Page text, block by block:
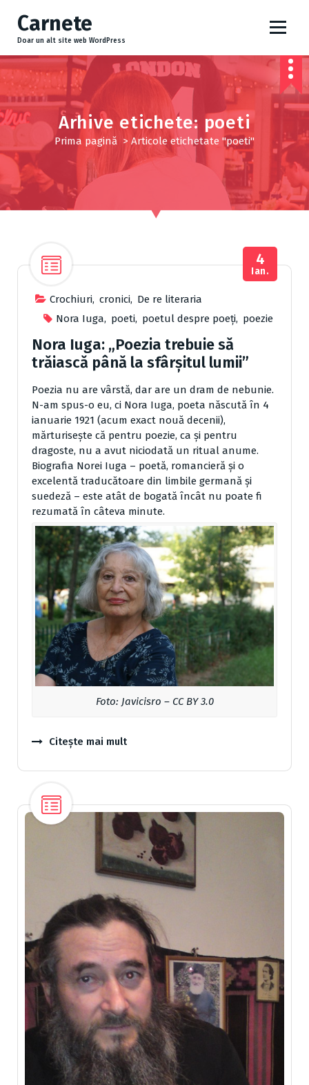
i
l
a
c
o
n
t
Carnete
Doar un alt site web WordPress
Arhive etichete: poeti
Prima pagină > Articole etichetate "poeti"
Crochiuri, cronici, De re literaria
Nora Iuga, poeti, poetul despre poeți, poezie
4
Ian.
Nora Iuga: „Poezia trebuie să
trăiască până la sfârșitul lumii”
Poezia nu are vârstă, dar are un dram de nebunie.
N-am spus-o eu, ci Nora Iuga, poeta născută în 4
ianuarie 1921 (acum exact nouă decenii),
mărturiseşte că pentru poezie, ca şi pentru
dragoste, nu a avut niciodată un ritual anume.
Biografia Norei Iuga – poetă, romancieră şi o
excelentă traducătoare din limbile germană şi
suedeză – este atât de bogată încât nu poate fi
rezumată în câteva minute.
Foto: Javicisro – CC BY 3.0
Citește mai mult